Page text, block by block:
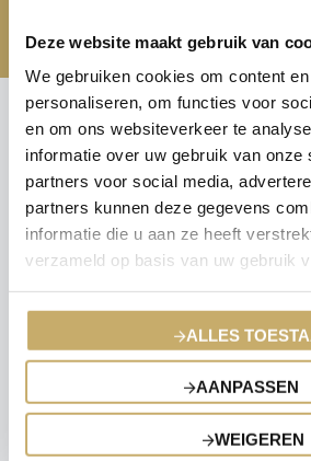
Deze website maakt gebruik van
We gebruiken cookies om content
personaliseren, om functies voor
en om ons websiteverkeer te
informatie over uw gebruik van onze
partners voor social media,
partners kunnen deze gegevens
informatie die u aan ze heeft
verzameld op basis van uw gebruik
ALLES
AANPASSEN
WEIGEREN
"*" geeft vereiste velden aan
Contact voor
offerte
Wilt u vrijblijvend een persoonlijke offerte
(0)30 303 21 20. U kunt ook bijgaand